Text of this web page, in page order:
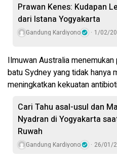
Prawan Kenes: Kudapan
dari Istana Yogyakarta
Gandung Kardiyono 1/02/
Ilmuwan Australia
batu Sydney yang tidak hanya
meningkatkan kekuatan
Cari Tahu asal-usul dan
Nyadran di Yogyakarta
Ruwah
Gandung Kardiyono 26/01/